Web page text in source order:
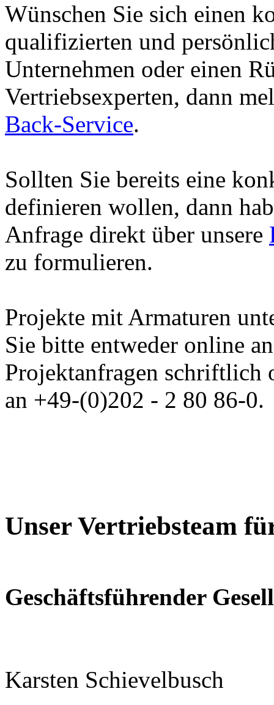
Wünschen Sie sich einen
qualifizierten und
Unternehmen oder einen
Vertriebsexperten, dann
Back-Service.
Sollten Sie bereits eine
definieren wollen, dann
Anfrage direkt über unsere
zu formulieren.
Projekte mit Armaturen
Sie bitte entweder online
Projektanfragen schriftlich
an +49-(0)202 - 2 80 86-0.
Unser Vertriebsteam
Geschäftsführender
Karsten Schievelbusch